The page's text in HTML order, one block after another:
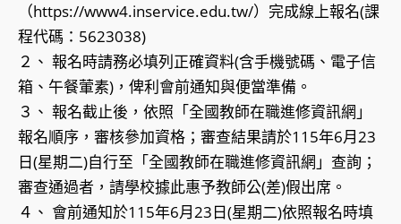
（https://www4.inservice.edu.tw/）完成線上報名(課
程代碼：5623038)
２、 報名時請務必填列正確資料(含手機號碼、電子信
箱、午餐葷素)，俾利會前通知與便當準備。
３、 報名截止後，依照「全國教師在職進修資訊網」
報名順序，審核參加資格；審查結果請於115年6月23
日(星期二)自行至「全國教師在職進修資訊網」查詢；
審查通過者，請學校據此惠予教師公(差)假出席。
４、 會前通知於115年6月23日(星期二)依照報名時填